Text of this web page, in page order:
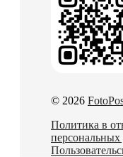
© 2026
Политика в